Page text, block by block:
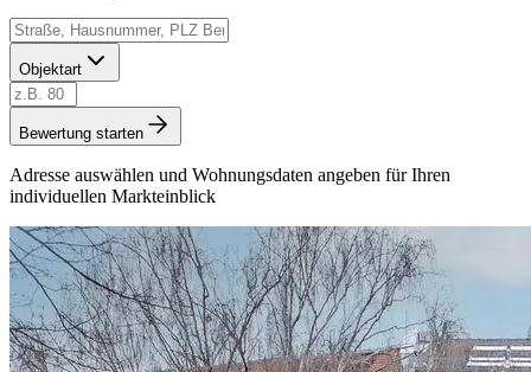
Objektart
Bewertung starten
Adresse auswählen und Wohnungsdaten angeben für Ihren
individuellen Markteinblick